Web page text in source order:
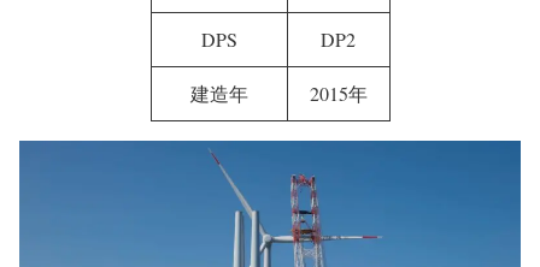
DPS DP2
建造年 2015年